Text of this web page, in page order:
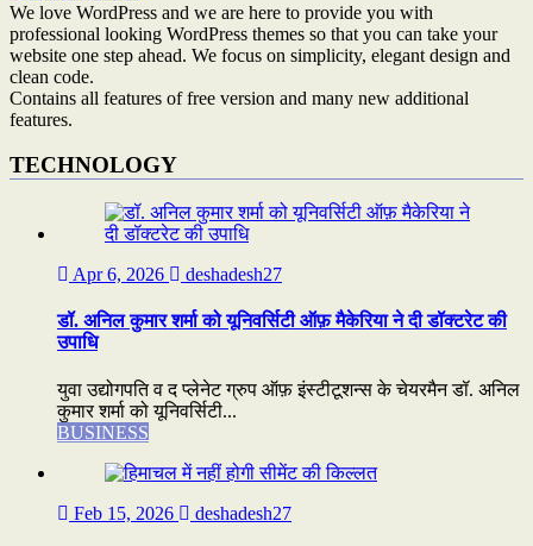
We love WordPress and we are here to provide you with
professional looking WordPress themes so that you can take your
website one step ahead. We focus on simplicity, elegant design and
clean code.
Contains all features of free version and many new additional
features.
TECHNOLOGY
Apr 6, 2026 deshadesh27
डॉ. अनिल कुमार शर्मा को यूनिवर्सिटी ऑफ़ मैकेरिया ने दी डॉक्टरेट की
उपाधि
युवा उद्योगपति व द प्लेनेट ग्रुप ऑफ़ इंस्टीटूशन्स के चेयरमैन डॉ. अनिल
कुमार शर्मा को यूनिवर्सिटी...
BUSINESS
Feb 15, 2026 deshadesh27